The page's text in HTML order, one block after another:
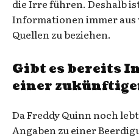
die Irre führen. Deshalb
Informationen immer
Quellen zu beziehen.
Gibt es bereits
einer
Da Freddy Quinn noch
Angaben zu einer